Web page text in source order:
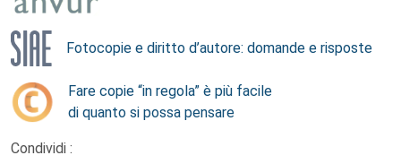
Fotocopie e diritto d’autore: domande e risposte
Fare copie “in regola” è più facile
di quanto si possa pensare
Condividi :